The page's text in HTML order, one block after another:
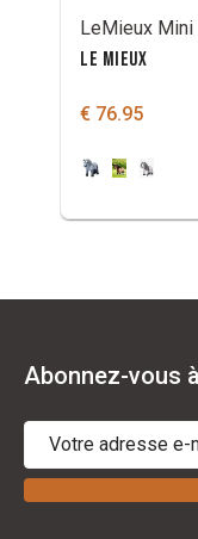
LE MIEUX
€ 76.95
Abonnez-vous